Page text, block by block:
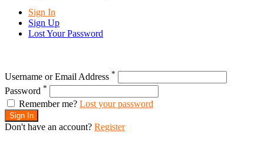
Sign In
Sign Up
Lost Your Password
Username or Email Address *
Password *
Remember me? Lost your password
Sign In
Don't have an account? Register